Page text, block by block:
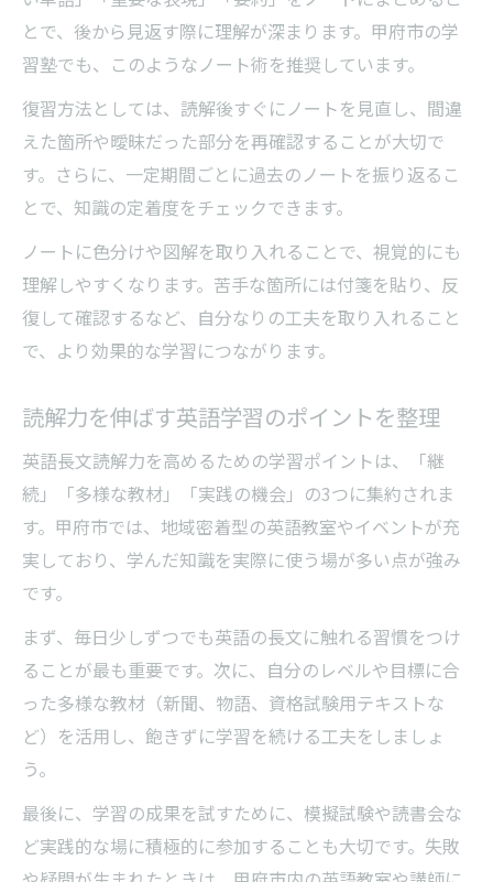
とで、後から見返す際に理解が深まります。甲府市の学
習塾でも、このようなノート術を推奨しています。
復習方法としては、読解後すぐにノートを見直し、間違
えた箇所や曖昧だった部分を再確認することが大切で
す。さらに、一定期間ごとに過去のノートを振り返るこ
とで、知識の定着度をチェックできます。
ノートに色分けや図解を取り入れることで、視覚的にも
理解しやすくなります。苦手な箇所には付箋を貼り、反
復して確認するなど、自分なりの工夫を取り入れること
で、より効果的な学習につながります。
読解力を伸ばす英語学習のポイントを整理
英語長文読解力を高めるための学習ポイントは、「継
続」「多様な教材」「実践の機会」の3つに集約されま
す。甲府市では、地域密着型の英語教室やイベントが充
実しており、学んだ知識を実際に使う場が多い点が強み
です。
まず、毎日少しずつでも英語の長文に触れる習慣をつけ
ることが最も重要です。次に、自分のレベルや目標に合
った多様な教材（新聞、物語、資格試験用テキストな
ど）を活用し、飽きずに学習を続ける工夫をしましょ
う。
最後に、学習の成果を試すために、模擬試験や読書会な
ど実践的な場に積極的に参加することも大切です。失敗